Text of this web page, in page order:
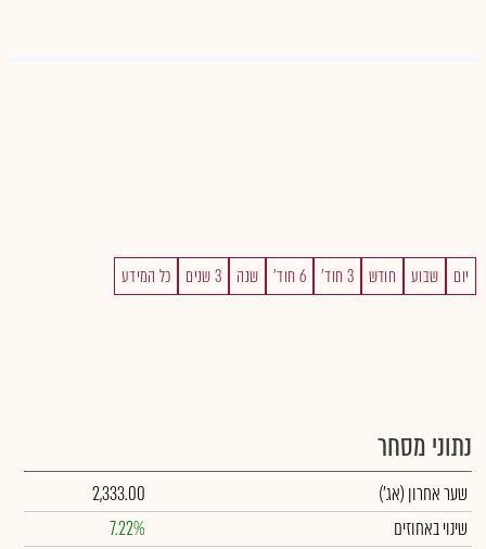
יום שבוע חודש 3 חוד' 6 חוד' שנה 3 שנים כל המידע
נתוני מסחר
שער אחרון (אג')
2,333.00
שינוי באחוזים
7.22%